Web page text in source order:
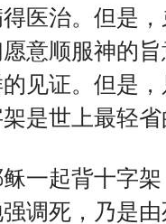
医治。但是
意顺服神的
见证。但是
是世上最轻省
一起背十字
调死，乃是由